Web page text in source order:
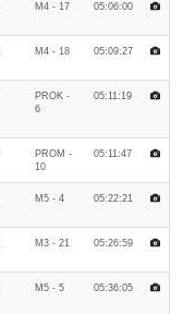
M4 - 17 05:06:00
M4 - 18 05:09:27
PROK -
6
05:11:19
PROM -
10
05:11:47
M5 - 4 05:22:21
M3 - 21 05:26:59
M5 - 5 05:36:05